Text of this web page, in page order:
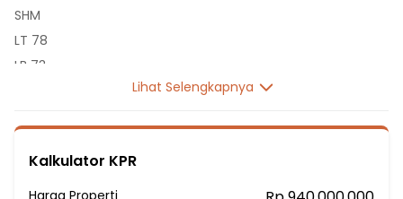
SHM
LT 78
LB 73
Listrik 1300 VA
Sumber Air PDAM
Lihat Selengkapnya
Kalkulator KPR
Harga Properti